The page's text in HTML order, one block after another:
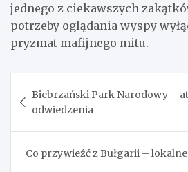
jednego z ciekawszych
potrzeby oglądania wyspy
pryzmat mafijnego mitu.
wpisu
Biebrzański Park Narodowy –
odwiedzenia
Co przywieźć z Bułgarii –